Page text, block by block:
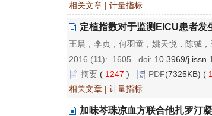
相关文章 | 计量指标
定植指数对于监测EICU患者发
王晨，李贞，何羽童，姚天悦，陈铖
2016 (11): 1605. doi: 10.3969/
摘要 ( 1247 ) PDF(7325KB) (
相关文章 | 计量指标
加味芩珠凉血方联合他扎罗汀